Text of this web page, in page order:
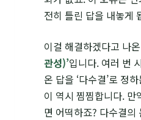
전히 틀린 답을 내놓게
이걸 해결하겠다고 나
관성)’입니다. 여러 번
온 답을 ‘다수결’로 정
이 역시 찜찜합니다. 만
면 어떡하죠? 다수결의